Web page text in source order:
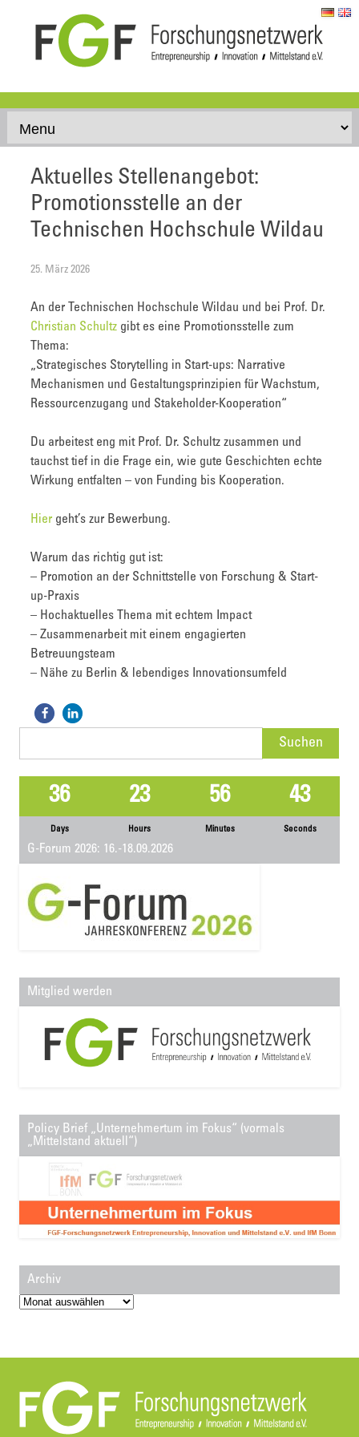
Skip to content
Aktuelles Stellenangebot:
Promotionsstelle an der
Technischen Hochschule Wildau
25. März 2026
An der Technischen Hochschule Wildau und bei Prof. Dr.
Christian Schultz gibt es eine Promotionsstelle zum
Thema:
„Strategisches Storytelling in Start-ups: Narrative
Mechanismen und Gestaltungsprinzipien für Wachstum,
Ressourcenzugang und Stakeholder-Kooperation“
Du arbeitest eng mit Prof. Dr. Schultz zusammen und
tauchst tief in die Frage ein, wie gute Geschichten echte
Wirkung entfalten – von Funding bis Kooperation.
Hier geht’s zur Bewerbung.
Warum das richtig gut ist:
– Promotion an der Schnittstelle von Forschung & Start-
up-Praxis
– Hochaktuelles Thema mit echtem Impact
– Zusammenarbeit mit einem engagierten
Betreuungsteam
– Nähe zu Berlin & lebendiges Innovationsumfeld
36
Days
23
Hours
56
Minutes
43
Seconds
G-Forum 2026: 16.-18.09.2026
Mitglied werden
Policy Brief „Unternehmertum im Fokus“ (vormals
„Mittelstand aktuell“)
Archiv
Archiv